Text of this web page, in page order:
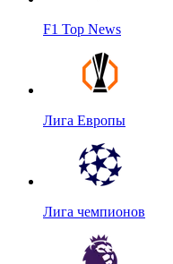
F1 Top News
Лига Европы
Лига чемпионов